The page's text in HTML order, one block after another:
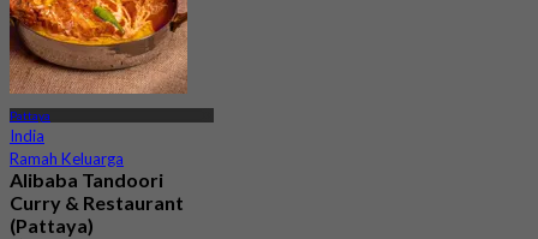
Pattaya
India
Ramah Keluarga
Alibaba Tandoori
Curry & Restaurant
(Pattaya)